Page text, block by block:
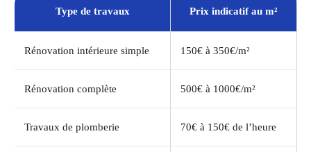
Type de travaux Prix indicatif au m²
Rénovation intérieure simple 150€ à 350€/m²
Rénovation complète 500€ à 1000€/m²
Travaux de plomberie 70€ à 150€ de l’heure